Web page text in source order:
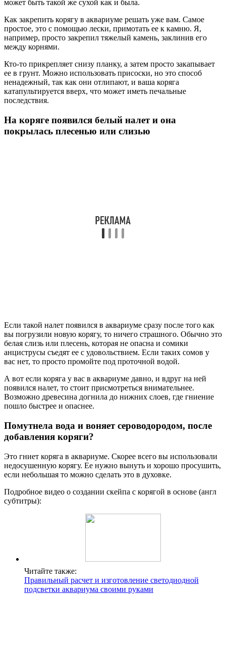
может быть такой же сухой как и была.
Как закрепить корягу в аквариуме решать уже вам. Самое
простое, это с помощью лески, примотать ее к камню. Я,
например, просто закрепил тяжелый камень, заклинив его
между корнями.
Кто-то прикрепляет снизу планку, а затем просто закапывает
ее в грунт. Можно использовать присоски, но это способ
ненадежный, так как они отлипают, и ваша коряга
катапультируется вверх, что может иметь печальные
последствия.
На коряге появился белый налет и она
покрылась плесенью или слизью
Если такой налет появился в аквариуме сразу после того как
вы погрузили новую корягу, то ничего страшного. Обычно это
белая слизь или плесень, которая не опасна и сомики
анциструсы съедят ее с удовольствием. Если таких сомов у
вас нет, то просто промойте под проточной водой.
А вот если коряга у вас в аквариуме давно, и вдруг на ней
появился налет, то стоит присмотреться внимательнее.
Возможно древесина догнила до нижних слоев, где гниение
пошло быстрее и опаснее.
Помутнела вода и воняет сероводородом, после
добавления коряги?
Это гниет коряга в аквариуме. Скорее всего вы использовали
недосушенную корягу. Ее нужно вынуть и хорошо просушить,
если небольшая то можно сделать это в духовке.
Подробное видео о создании скейпа с корягой в основе (англ
субтитры):
Читайте также:
Правильный расчет и изготовление светодиодной
подсветки аквариума своими руками